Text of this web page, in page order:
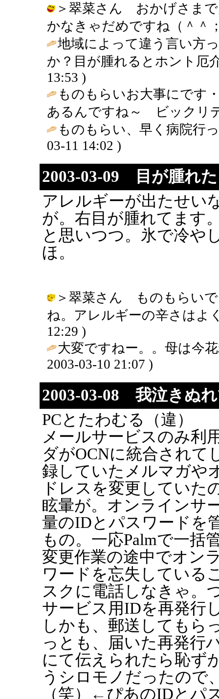
＞翠菜さん おかげさまで
かなきゃだめですね（＾＾
地域によって違う言い方
か？目が腫れるとホント厄
13:53 )
ものもらいお大事にです
あるんですね～ ビックリ
ものもらい、早く病院行
03-11 14:02 )
2003-03-09 目が腫れ
アレルギーが出たせい
が。右目が腫れてます
と思いつつ。氷で冷や
ほ。
＞翠菜さん ものもらい
ね。アレルギーの辛さはよ
12:29 )
大変ですねー。。母は今
2003-03-10 21:07 )
2003-03-08 我泣きぬ
PCとたわむる（違）
メールサービスのみ利
ダがOCNに統合されて
録していたメルマガや
ドレスを変更していた
眩暈が。オンラインサ
量のIDとパスワードを
もの。一応Palmで一括
変更作業の途中でオン
ワードを忘失している
スクに電話しなきゃ。
サービス用IDを再発行
しかも、郵送してもら
っとも、届いた再発行
にて伝えられたら恥ず
うシロモノだったので
（笑）←ぴあのIDとパ